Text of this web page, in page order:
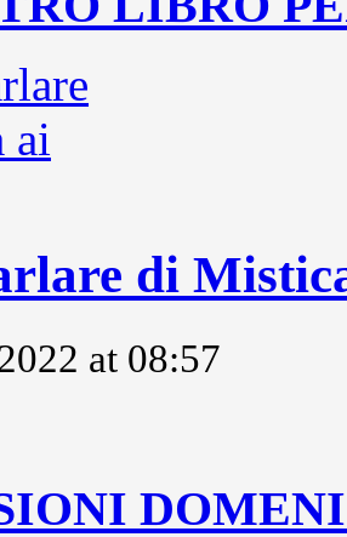
di
at 08:57